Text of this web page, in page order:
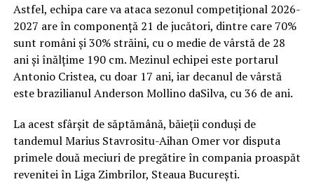
Astfel, echipa care va ataca sezonul competițional 2026-
2027 are în componență 21 de jucători, dintre care 70%
sunt români și 30% străini, cu o medie de vârstă de 28
ani și înălțime 190 cm. Mezinul echipei este portarul
Antonio Cristea, cu doar 17 ani, iar decanul de vârstă
este brazilianul Anderson Mollino daSilva, cu 36 de ani.
La acest sfârșit de săptămână, băieții conduși de
tandemul Marius Stavrositu-Aihan Omer vor disputa
primele două meciuri de pregătire în compania proaspăt
revenitei în Liga Zimbrilor, Steaua București.